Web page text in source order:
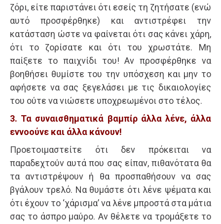
ζόρι, είτε παριστάνει ότι εσείς τη ζητήσατε (ενώ
αυτό προσφέρθηκε) και αντιστρέφει την
κατάσταση ώστε να φαίνεται ότι σας κάνει χάρη,
ότι το ζορίσατε και ότι του χρωστάτε. Μη
παίξετε το παιχνίδι του! Αν προσφέρθηκε να
βοηθήσει θυμίστε του την υπόσχεση και μην το
αφήσετε να σας ξεγελάσει με τις δικαιολογίες
του ούτε να νιώσετε υποχρεωμένοι στο τέλος.
3. Τα συναισθηματικά βαμπίρ άλλα λένε, άλλα
εννοούνε και άλλα κάνουν!
Προετοιμαστείτε ότι δεν πρόκειται να
παραδεχτούν αυτά που σας είπαν, πιθανότατα θα
τα αντιστρέψουν ή θα προσπαθήσουν να σας
βγάλουν τρελό. Να θυμάστε ότι λένε ψέματα και
ότι έχουν το ‘χάρισμα’ να λένε μπροστά στα μάτια
σας το άσπρο μαύρο. Αν θέλετε να τρομάξετε το